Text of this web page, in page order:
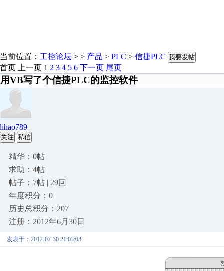
当前位置： 工控论坛 > > 产品 > PLC > 信捷PLC 我要发帖
首页 上一页 1 2 3 4 5 6 下一页 尾页
用VB写了个信捷PLC的监控软件
lihao789
关注 私信
精华：0帖
求助：4帖
帖子：7帖 | 29回
年度积分：0
历史总积分：207
注册：2012年6月30日
发表于：2012-07-30 21:03:03